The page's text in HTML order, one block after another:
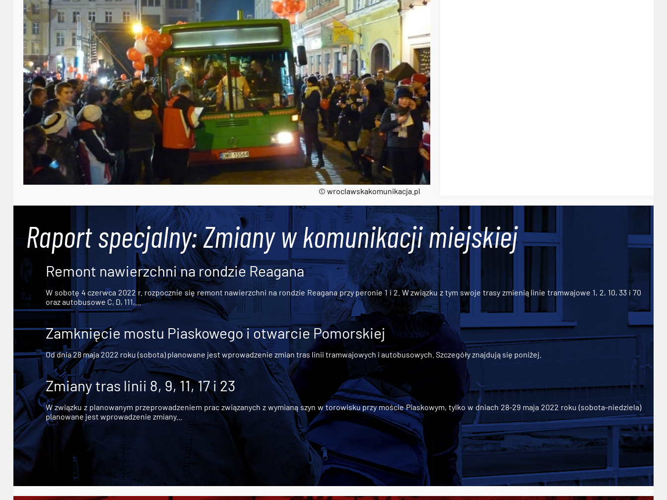
© wroclawskakomunikacja.pl
Raport specjalny: Zmiany w komunikacji miejskiej
Remont nawierzchni na rondzie Reagana
W sobotę 4 czerwca 2022 r. rozpocznie się remont nawierzchni na rondzie Reagana przy peronie 1 i 2. W związku z tym swoje trasy zmienią linie tramwajowe 1, 2, 10, 33 i 70
oraz autobusowe C, D, 111,...
Zamknięcie mostu Piaskowego i otwarcie Pomorskiej
Od dnia 28 maja 2022 roku (sobota) planowane jest wprowadzenie zmian tras linii tramwajowych i autobusowych. Szczegóły znajdują się poniżej.
Zmiany tras linii 8, 9, 11, 17 i 23
W związku z planowanym przeprowadzeniem prac związanych z wymianą szyn w torowisku przy moście Piaskowym, tylko w dniach 28-29 maja 2022 roku (sobota-niedziela)
planowane jest wprowadzenie zmiany...